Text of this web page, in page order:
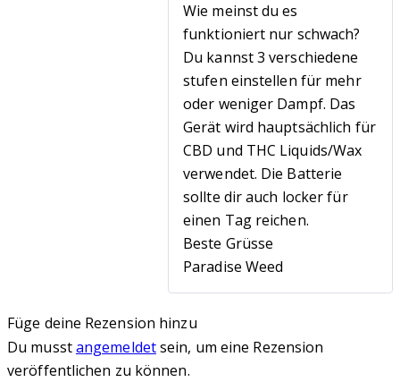
Wie meinst du es
funktioniert nur schwach?
Du kannst 3 verschiedene
stufen einstellen für mehr
oder weniger Dampf. Das
Gerät wird hauptsächlich für
CBD und THC Liquids/Wax
verwendet. Die Batterie
sollte dir auch locker für
einen Tag reichen.
Beste Grüsse
Paradise Weed
Füge deine Rezension hinzu
Du musstangemeldetsein, um eine Rezension
veröffentlichen zu können.